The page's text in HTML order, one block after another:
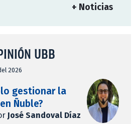
+ Noticias
UBB
2026
gestionar la
Ñuble?
José Sandoval Díaz